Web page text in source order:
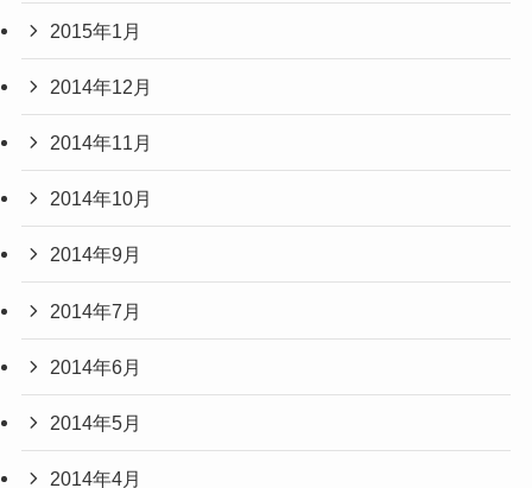
2015年1月
2014年12月
2014年11月
2014年10月
2014年9月
2014年7月
2014年6月
2014年5月
2014年4月